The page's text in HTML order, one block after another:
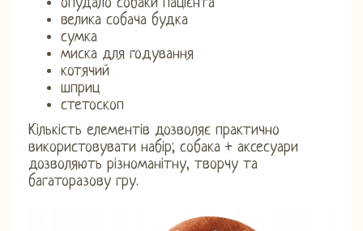
опудало собаки пацієнта
велика собача будка
сумка
миска для годування
котячий
шприц
стетоскоп
Кількість елементів дозволяє практично
використовувати набір; собака + аксесуари
дозволяють різноманітну, творчу та
багаторазову гру.